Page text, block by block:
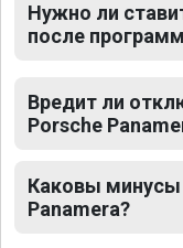
Нужно ли
после
Вредит ли
Porsche
Каковы минусы
Panamera?